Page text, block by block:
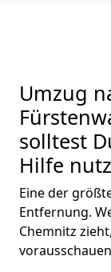
Umzug
solltest
Hilfe
Eine der
Entfernung.
Chemnitz